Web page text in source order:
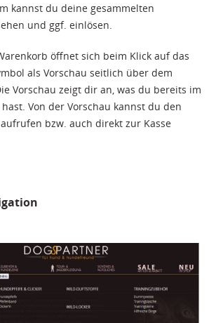
kannst du deine gesammelten
und ggf. einlösen.
öffnet sich beim Klick auf das
als Vorschau seitlich über dem
Vorschau zeigt dir an, was du bereits im
Von der Vorschau kannst du den
bzw. auch direkt zur Kasse